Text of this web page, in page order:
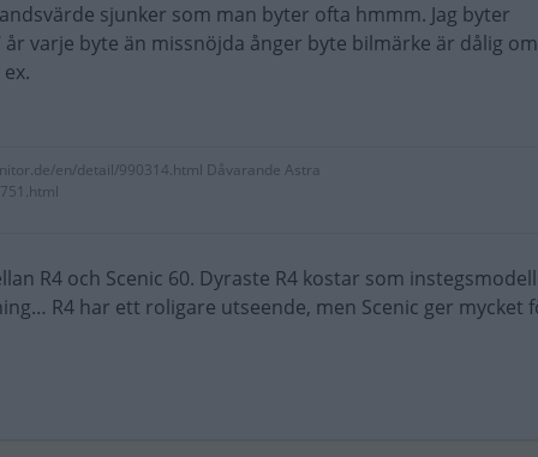
sjunker som man byter ofta hmmm. Jag byter
varje byte än missnöjda ånger byte bilmärke är dålig
en/detail/990314.html Dåvarande Astra
R4 och Scenic 60. Dyraste R4 kostar som
R4 har ett roligare utseende, men Scenic ger mycket